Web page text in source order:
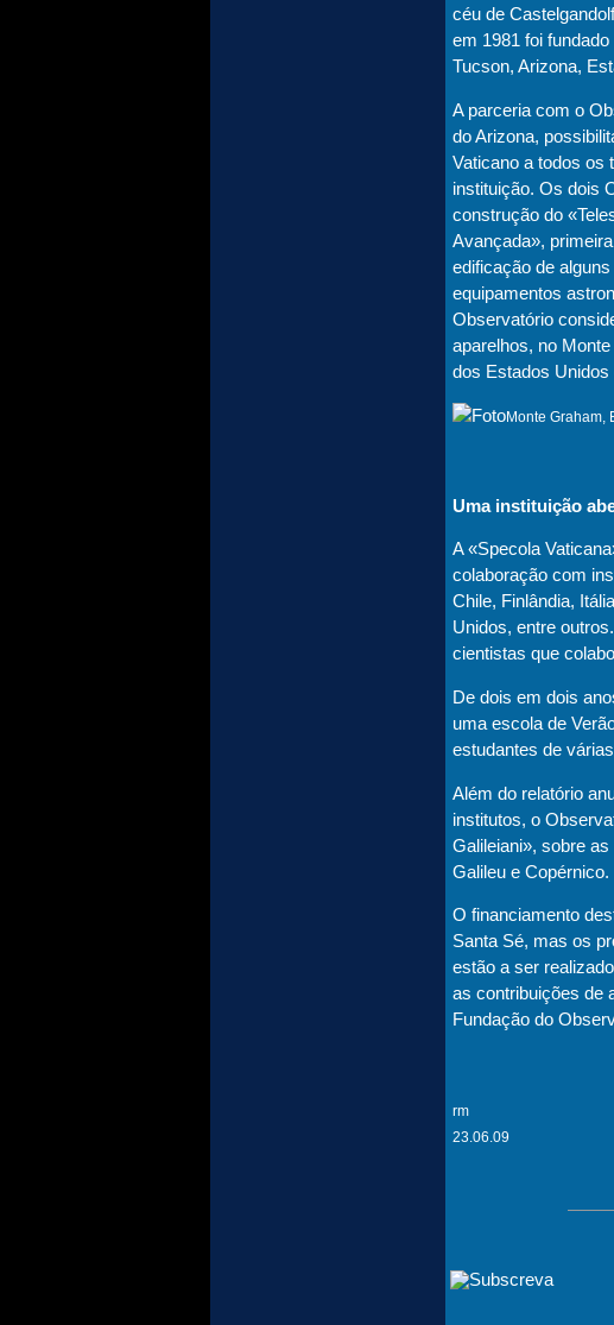
céu de
em 1981 foi
Tucson, Arizona,
A parceria com o
do Arizona,
Vaticano a todos os
instituição. Os dois
construção do
Avançada»,
edificação de
equipamentos
Observatório
aparelhos, no
dos Estados Unidos
Monte Graham,
Uma instituição
A «Specola
colaboração com
Chile, Finlândia,
Unidos, entre
cientistas que
De dois em dois
uma escola de
estudantes de
Além do relatório
institutos, o
Galileiani», sobre
Galileu e Copérnico.
O financiamento
Santa Sé, mas os
estão a ser
as contribuições de
Fundação do
rm
23.06.09